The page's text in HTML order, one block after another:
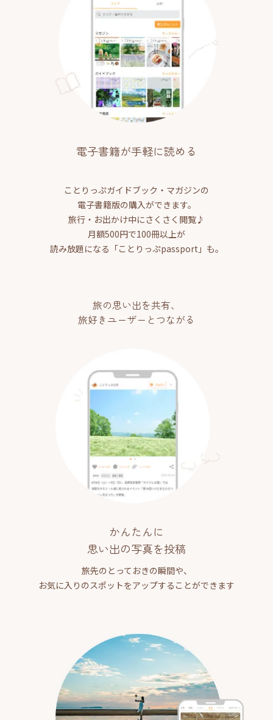
電子書籍が手軽に読める
ことりっぷガイドブック・マガジンの
電子書籍版の購入ができます。
旅行・お出かけ中にさくさく閲覧♪
月額500円で100冊以上が
読み放題になる「ことりっぷpassport」も。
旅の思い出を共有、
旅好きユーザーとつながる
かんたんに
思い出の写真を投稿
旅先のとっておきの瞬間や、
お気に入りのスポットをアップすることができます